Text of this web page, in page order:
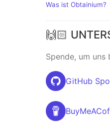
Was ist Obtainium?
🙌🏻
Spende, um
GitHub